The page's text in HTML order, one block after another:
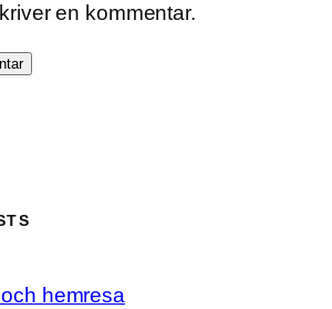
en kommentar.
hemresa